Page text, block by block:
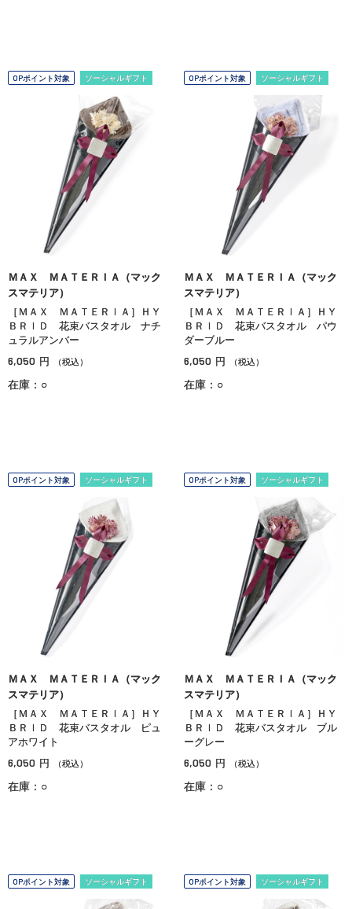
OPポイント対象 ソーシャルギフト
ＭＡＸ ＭＡＴＥＲＩＡ（マック
スマテリア）
［ＭＡＸ ＭＡＴＥＲＩＡ］ＨＹ
ＢＲＩＤ 花束バスタオル ナチ
ュラルアンバー
6,050 円 （税込）
在庫：○
OPポイント対象 ソーシャルギフト
ＭＡＸ ＭＡＴＥＲＩＡ（マック
スマテリア）
［ＭＡＸ ＭＡＴＥＲＩＡ］ＨＹ
ＢＲＩＤ 花束バスタオル パウ
ダーブルー
6,050 円 （税込）
在庫：○
OPポイント対象 ソーシャルギフト
ＭＡＸ ＭＡＴＥＲＩＡ（マック
スマテリア）
［ＭＡＸ ＭＡＴＥＲＩＡ］ＨＹ
ＢＲＩＤ 花束バスタオル ピュ
アホワイト
6,050 円 （税込）
在庫：○
OPポイント対象 ソーシャルギフト
ＭＡＸ ＭＡＴＥＲＩＡ（マック
スマテリア）
［ＭＡＸ ＭＡＴＥＲＩＡ］ＨＹ
ＢＲＩＤ 花束バスタオル ブル
ーグレー
6,050 円 （税込）
在庫：○
OPポイント対象 ソーシャルギフト OPポイント対象 ソーシャルギフト